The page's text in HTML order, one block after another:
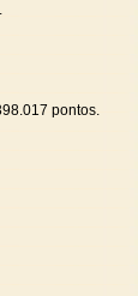
pontos.